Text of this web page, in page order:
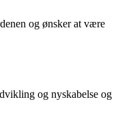
og ønsker at være
og nyskabelse og